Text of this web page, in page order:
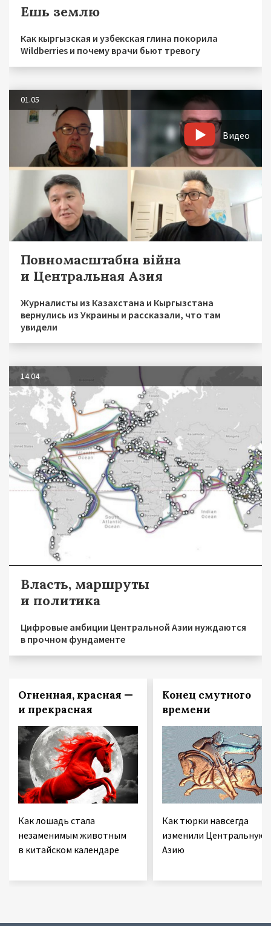
Ешь землю
Как кыргызская и узбекская глина покорила
Wildberries и почему врачи бьют тревогу
01.05
Видео
Повномасштабна війна
и Центральная Азия
Журналисты из Казахстана и Кыргызстана
вернулись из Украины и рассказали, что там
увидели
14.04
Власть, маршруты
и политика
Цифровые амбиции Центральной Азии нуждаются
в прочном фундаменте
Огненная, красная —
и прекрасная
Как лошадь стала
незаменимым животным
в китайском календаре
Конец смутного
времени
Как тюрки навсегда
изменили Центральную
Азию